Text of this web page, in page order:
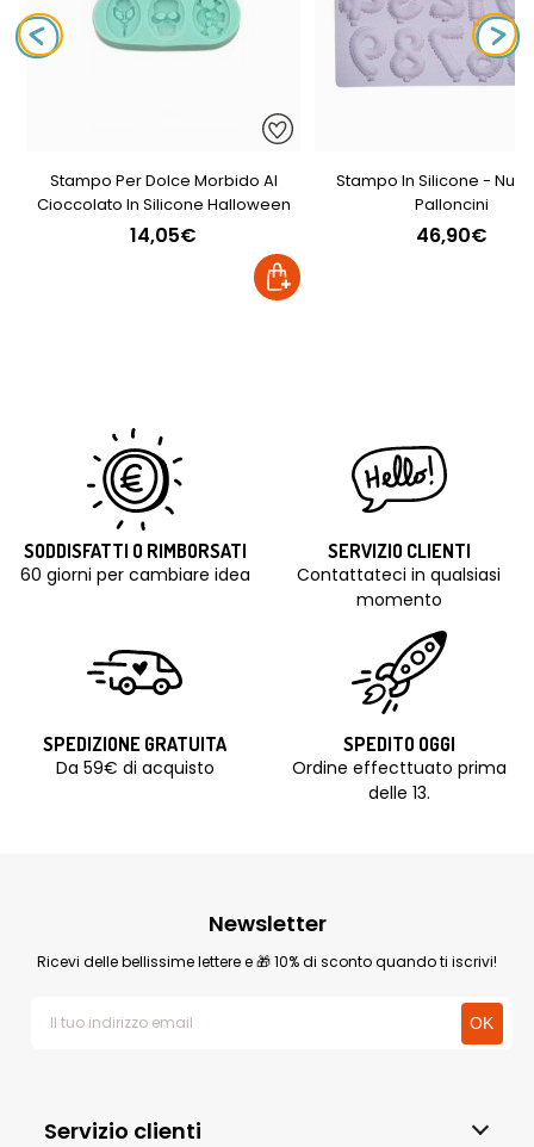
Stampo Per Dolce Morbido Al
Cioccolato In Silicone Halloween
14,05€
Stampo In Silicone -
Palloncini
46,90€
SODDISFATTI O RIMBORSATI
60 giorni per cambiare idea
SERVIZIO CLIENTI
Contattateci in qualsiasi
momento
SPEDIZIONE GRATUITA
Da 59€ di acquisto
SPEDITO OGGI
Ordine effecttuato prima
delle 13.
Servizio clienti
Newsletter
Ricevi delle bellissime lettere e 🎁 10% di sconto quando ti iscrivi!